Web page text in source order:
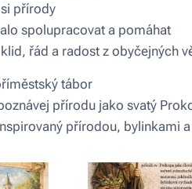
přírody
spolupracovat a pomáhat
řád a radost z obyčejných
tábor
přírodu jako svatý
přírodou, bylinkami